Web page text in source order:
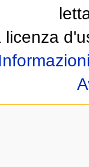
licenza